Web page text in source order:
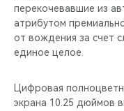
перекочевавшие из
атрибутом
от вождения за счет
единое целое.
Цифровая
экрана 10.25 дюймов